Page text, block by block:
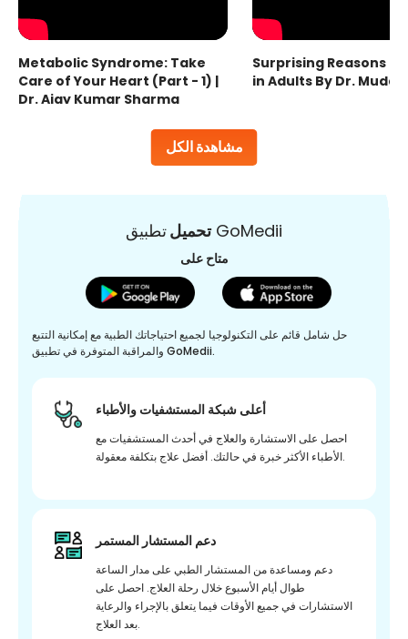
مشاهدة الكل
Metabolic Syndrome: Take
Care of Your Heart (Part - 1) |
Dr. Ajay Kumar Sharma
Surprising Reasons
in Adults By Dr.
تحميلتطبيق GoMedii
متاح على
حل شامل قائم على التكنولوجيا لجميع احتياجاتك الطبية مع إمكانية التتبع
والمراقبة المتوفرة في تطبيق GoMedii.
أعلى شبكة المستشفيات والأطباء
احصل على الاستشارة والعلاج في أحدث المستشفيات مع
الأطباء الأكثر خبرة في حالتك. أفضل علاج بتكلفة معقولة.
دعم المستشار المستمر
دعم ومساعدة من المستشار الطبي على مدار الساعة
طوال أيام الأسبوع خلال رحلة العلاج. احصل على
الاستشارات في جميع الأوقات فيما يتعلق بالإجراء والرعاية
بعد العلاج.